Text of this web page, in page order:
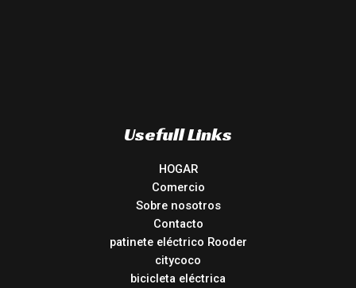
Usefull Links
HOGAR
Comercio
Sobre nosotros
Contacto
patinete eléctrico Rooder
citycoco
bicicleta eléctrica